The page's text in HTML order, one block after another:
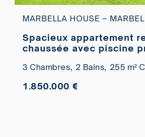
MARBELLA HOUSE –
Spacieux appartement
chaussée avec piscine
3 Chambres, 2 Bains, 255 m²
1.850.000 €